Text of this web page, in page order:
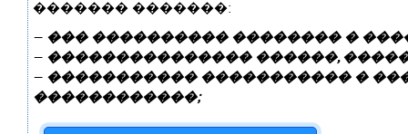
������� �������:
— ��� ���������� �������� �
— ��������������� ������,
— ����������� ����������� �
������������;